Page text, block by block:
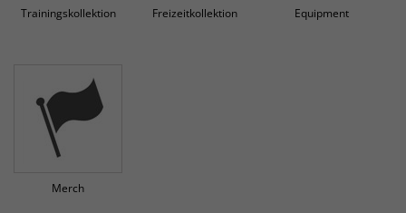
Trainingskollektion Freizeitkollektion Equipment
Merch